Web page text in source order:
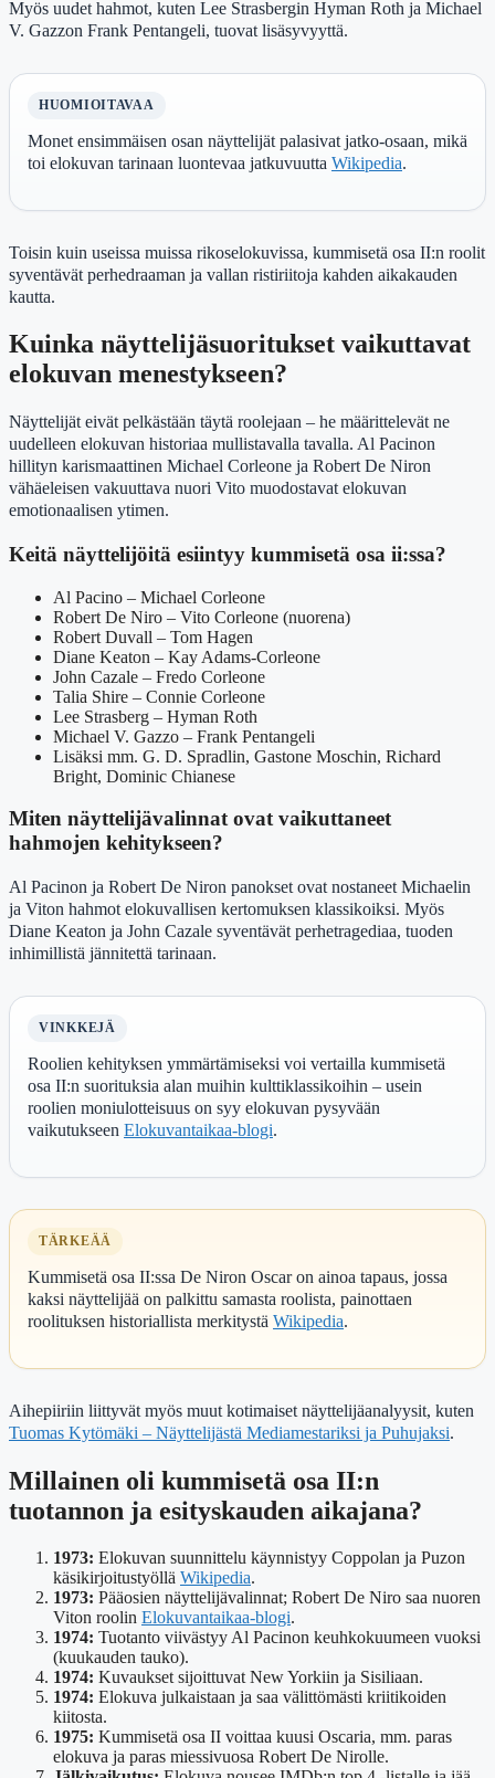
Myös uudet hahmot, kuten Lee Strasbergin Hyman Roth ja Michael
V. Gazzon Frank Pentangeli, tuovat lisäsyvyyttä.
HUOMIOITAVAA
Monet ensimmäisen osan näyttelijät palasivat jatko-osaan, mikä
toi elokuvan tarinaan luontevaa jatkuvuutta Wikipedia.
Toisin kuin useissa muissa rikoselokuvissa, kummisetä osa II:n roolit
syventävät perhedraaman ja vallan ristiriitoja kahden aikakauden
kautta.
Kuinka näyttelijäsuoritukset vaikuttavat
elokuvan menestykseen?
Näyttelijät eivät pelkästään täytä roolejaan – he määrittelevät ne
uudelleen elokuvan historiaa mullistavalla tavalla. Al Pacinon
hillityn karismaattinen Michael Corleone ja Robert De Niron
vähäeleisen vakuuttava nuori Vito muodostavat elokuvan
emotionaalisen ytimen.
Keitä näyttelijöitä esiintyy kummisetä osa ii:ssa?
Al Pacino – Michael Corleone
Robert De Niro – Vito Corleone (nuorena)
Robert Duvall – Tom Hagen
Diane Keaton – Kay Adams-Corleone
John Cazale – Fredo Corleone
Talia Shire – Connie Corleone
Lee Strasberg – Hyman Roth
Michael V. Gazzo – Frank Pentangeli
Lisäksi mm. G. D. Spradlin, Gastone Moschin, Richard
Bright, Dominic Chianese
Miten näyttelijävalinnat ovat vaikuttaneet
hahmojen kehitykseen?
Al Pacinon ja Robert De Niron panokset ovat nostaneet Michaelin
ja Viton hahmot elokuvallisen kertomuksen klassikoiksi. Myös
Diane Keaton ja John Cazale syventävät perhetragediaa, tuoden
inhimillistä jännitettä tarinaan.
VINKKEJÄ
Roolien kehityksen ymmärtämiseksi voi vertailla kummisetä
osa II:n suorituksia alan muihin kulttiklassikoihin – usein
roolien moniulotteisuus on syy elokuvan pysyvään
vaikutukseen Elokuvantaikaa-blogi.
TÄRKEÄÄ
Kummisetä osa II:ssa De Niron Oscar on ainoa tapaus, jossa
kaksi näyttelijää on palkittu samasta roolista, painottaen
roolituksen historiallista merkitystä Wikipedia.
Aihepiiriin liittyvät myös muut kotimaiset näyttelijäanalyysit, kuten
Tuomas Kytömäki – Näyttelijästä Mediamestariksi ja Puhujaksi.
Millainen oli kummisetä osa II:n
tuotannon ja esityskauden aikajana?
1973: Elokuvan suunnittelu käynnistyy Coppolan ja Puzon
käsikirjoitustyöllä Wikipedia.
1973: Pääosien näyttelijävalinnat; Robert De Niro saa nuoren
Viton roolin Elokuvantaikaa-blogi.
1974: Tuotanto viivästyy Al Pacinon keuhkokuumeen vuoksi
(kuukauden tauko).
1974: Kuvaukset sijoittuvat New Yorkiin ja Sisiliaan.
1974: Elokuva julkaistaan ja saa välittömästi kriitikoiden
kiitosta.
1975: Kummisetä osa II voittaa kuusi Oscaria, mm. paras
elokuva ja paras miessivuosa Robert De Nirolle.